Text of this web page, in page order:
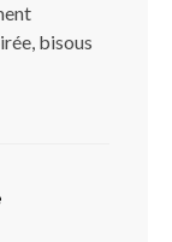
bisous